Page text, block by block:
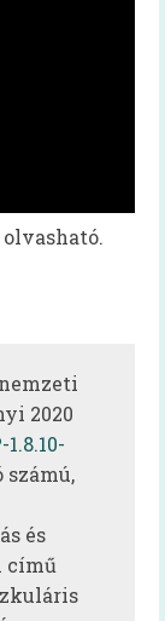
olvasható.
2020
1.8.10-
számú,
és
című